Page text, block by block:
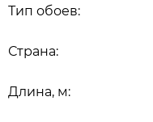
Длина, м:
Страна:
Тип обоев: